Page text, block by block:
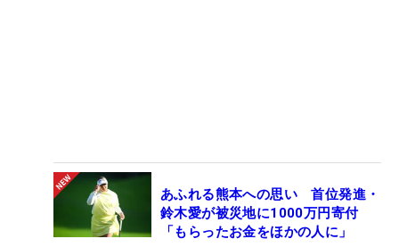
あふれる熊本への思い 首位発進・
鈴木愛が被災地に1000万円寄付
「もらったお金をほかの人に」